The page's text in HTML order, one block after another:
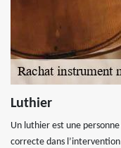
Luthier
Un luthier est une
correcte dans